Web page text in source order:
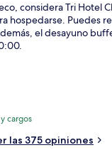
considera Tri Hotel
hospedarse. Puedes
el desayuno
cargos
las 375 opiniones